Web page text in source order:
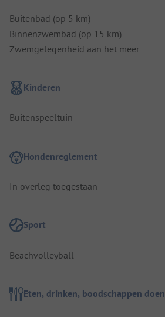
Buitenbad (op 5 km)
Binnenzwembad (op 15 km)
Zwemgelegenheid aan het meer
Kinderen
Buitenspeeltuin
Hondenreglement
In overleg toegestaan
Sport
Beachvolleyball
Eten, drinken, boodschappen doen